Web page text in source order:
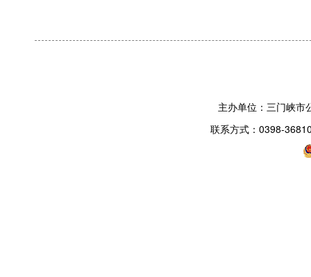
主办单位：三门峡
联系方式：0398-